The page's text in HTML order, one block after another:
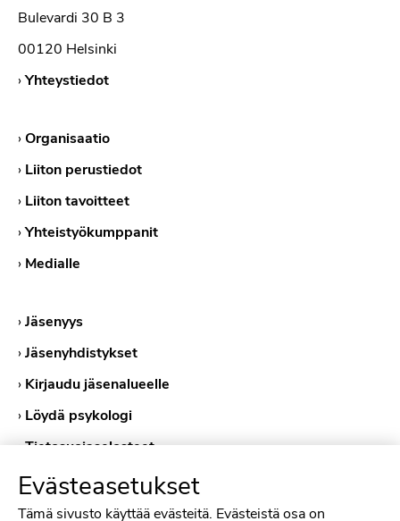
Bulevardi 30 B 3
00120 Helsinki
›Yhteystiedot
›Organisaatio
› Liiton perustiedot
› Liiton tavoitteet
›Yhteistyökumppanit
› Medialle
›Jäsenyys
›Jäsenyhdistykset
› Kirjaudu jäsenalueelle
› Löydä psykologi
›Tietosuojaselosteet
›Evästekäytännöt
Evästeasetukset
Tämä sivusto käyttää evästeitä. Evästeistä osa on